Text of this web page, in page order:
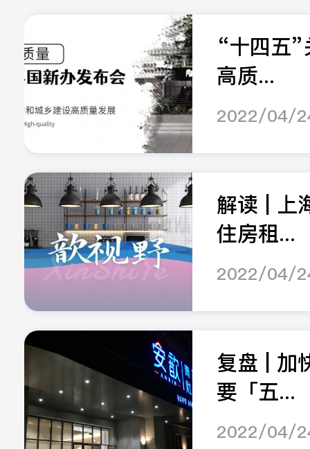
“十四五
高质...
2022/04/
解读 | 上
住房租...
2022/04/
复盘 | 加
要「五...
2022/04/